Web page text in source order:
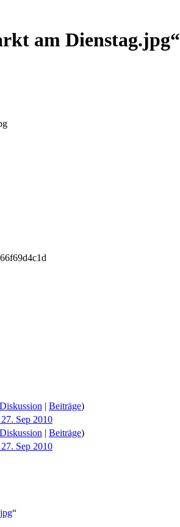
am Dienstag.jpg“
Diskussion | Beiträge)
Sep 2010
Diskussion | Beiträge)
Sep 2010
“